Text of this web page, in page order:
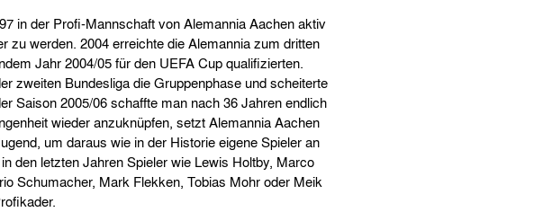
in der Profi-Mannschaft von Alemannia Aachen aktiv
zu werden. 2004 erreichte die Alemannia zum dritten
Jahr 2004/05 für den UEFA Cup qualifizierten.
zweiten Bundesliga die Gruppenphase und scheiterte
Saison 2005/06 schaffte man nach 36 Jahren endlich
wieder anzuknüpfen, setzt Alemannia Aachen
um daraus wie in der Historie eigene Spieler an
den letzten Jahren Spieler wie Lewis Holtby, Marco
Schumacher, Mark Flekken, Tobias Mohr oder Meik